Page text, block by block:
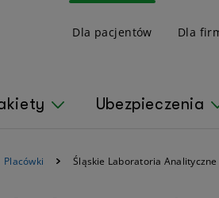
Dla pacjentów Dla
Ubezpieczenia
Placówki Śląskie Laboratoria Analityczne